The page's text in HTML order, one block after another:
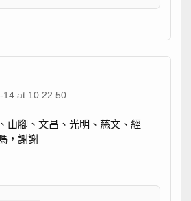
14 at 10:22:50
山腳、文昌、光明、慈文、經
，謝謝